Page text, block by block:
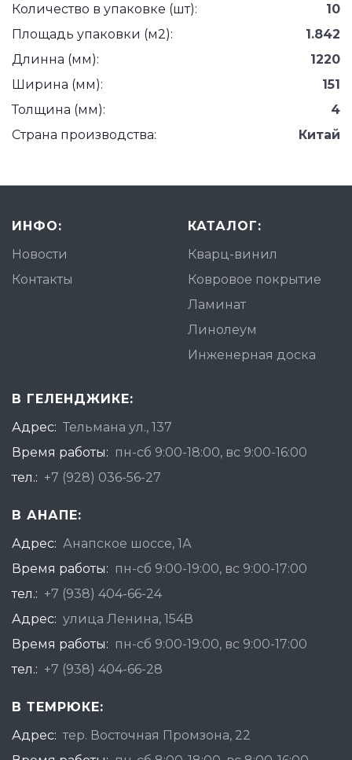
Количество в упаковке (шт):
10
Площадь упаковки (м2):
1.842
Длинна (мм):
1220
Ширина (мм):
151
Толщина (мм):
4
Страна производства:
Китай
ИНФО:
Новости
Контакты
КАТАЛОГ:
Кварц-винил
Ковровое покрытие
Ламинат
Линолеум
Инженерная доска
В ГЕЛЕНДЖИКЕ:
Адрес: Тельмана ул., 137
Время работы: пн-сб 9:00-18:00, вс 9:00-16:00
тел.: +7 (928) 036-56-27
В АНАПЕ:
Адрес: Анапское шоссе, 1А
Время работы: пн-сб 9:00-19:00, вс 9:00-17:00
тел.: +7 (938) 404-66-24
Адрес: улица Ленина, 154В
Время работы: пн-сб 9:00-19:00, вс 9:00-17:00
тел.: +7 (938) 404-66-28
В ТЕМРЮКЕ:
Адрес: тер. Восточная Промзона, 22